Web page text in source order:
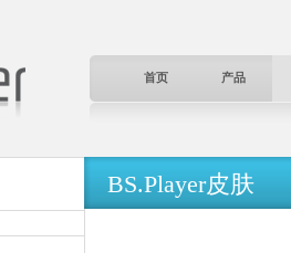
首页 产品
BS.Player皮肤